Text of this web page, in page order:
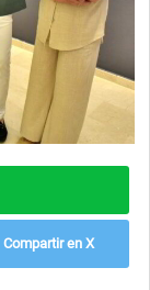
Compartir en X